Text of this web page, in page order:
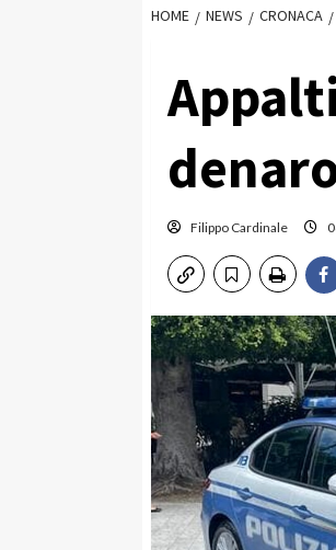
HOME NEWS CRONACA
Filippo Cardinale